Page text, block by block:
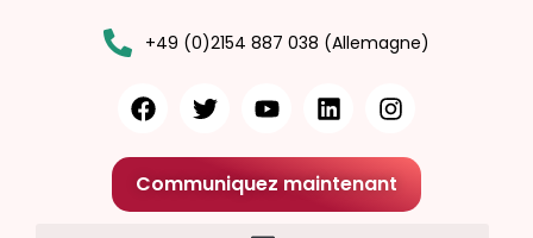
+49 (0)2154 887 038 (Allemagne)
Communiquez maintenant